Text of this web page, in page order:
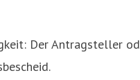
Der Antragsteller